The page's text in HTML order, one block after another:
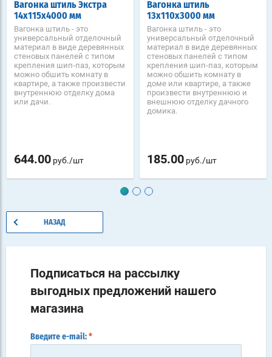
Вагонка штиль Экстра
14х115х4000 мм
Вагонка штиль - это
универсальный отделочный
материал в виде деревянных
стеновых панелей с типом
крепления шип-паз, которым
можно обшить комнату в
квартире, а также произвести
внутреннюю отделку дома
или дачи.
644.00 руб./шт
Вагонка штиль
13х110х3000 мм
Вагонка штиль - это
универсальный отделочный
материал в виде деревянных
стеновых панелей с типом
крепления шип-паз, которым
можно обшить комнату в
доме или квартире, а также
произвести внутреннюю и
внешнюю отделку дачного
домика.
185.00 руб./шт
НАЗАД
Подписаться на рассылку
выгодных предложений нашего
магазина
Введите e-mail: *